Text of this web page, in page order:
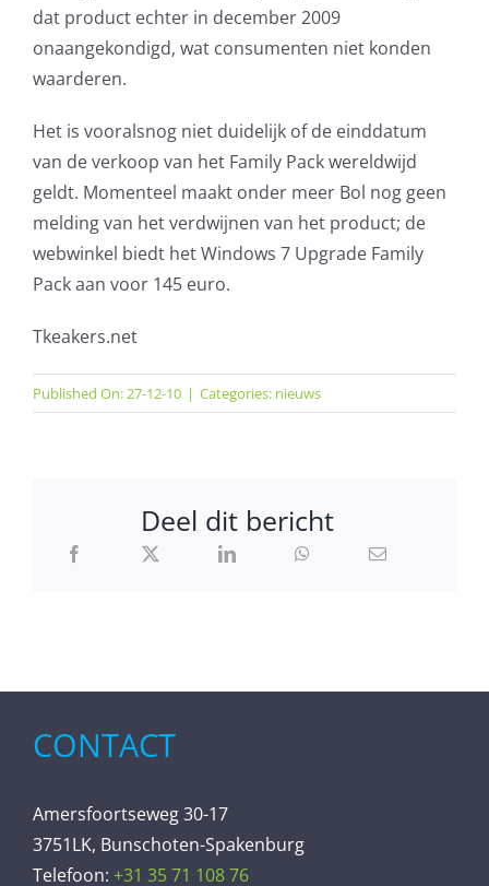
dat product echter in december 2009
onaangekondigd, wat consumenten niet konden
waarderen.
Het is vooralsnog niet duidelijk of de einddatum
van de verkoop van het Family Pack wereldwijd
geldt. Momenteel maakt onder meer Bol nog geen
melding van het verdwijnen van het product; de
webwinkel biedt het Windows 7 Upgrade Family
Pack aan voor 145 euro.
Tkeakers.net
Published On: 27-12-10 | Categories: nieuws
Deel dit bericht
CONTACT
Amersfoortseweg 30-17
3751LK, Bunschoten-Spakenburg
Telefoon: +31 35 71 108 76